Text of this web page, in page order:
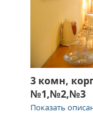
3 комн,
№1,№2,№3
Показать